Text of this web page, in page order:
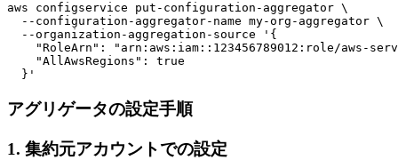
aws configservice put-configuration-aggregator \
  --configuration-aggregator-name my-org-aggregator \
  --organization-aggregation-source '{
"RoleArn": "arn:aws:iam::123456789012:role/aws-
    "AllAwsRegions": true
  }'
アグリゲータの設定手順
1. 集約元アカウントでの設定